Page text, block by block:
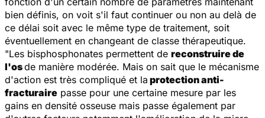
bien définis, on voit s'il faut continuer ou non au delà de
ce délai soit avec le même type de traitement, soit
éventuellement en changeant de classe thérapeutique.
"Les bisphosphonates permettent de reconstruire de
l'osde manière modérée. Mais on sait que le mécanisme
d'action est très compliqué et la protection anti-
fracturaire passe pour une certaine mesure par les
gains en densité osseuse mais passe également par